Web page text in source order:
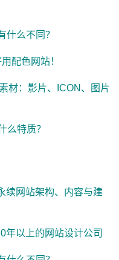
什么不同？
配色网站！
材：影片、ICON、图片
么特质？
续网站架构、内容与建
年以上的网站设计公司